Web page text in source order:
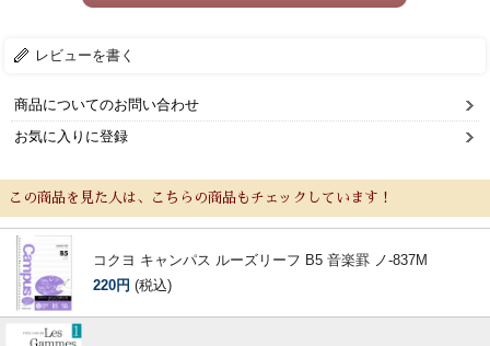
レビューを書く
商品についてのお問い合わせ
お気に入りに登録
この商品を見た人は、こちらの商品もチェックしています！
コクヨ キャンパス ルーズリーフ B5 音楽罫 ノ-837M
220円 (税込)